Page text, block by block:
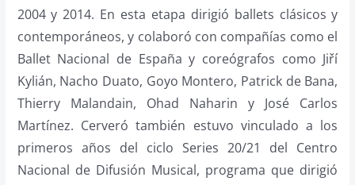
2004 y 2014. En esta etapa dirigió ballets clásicos y
contemporáneos, y colaboró con compañías como el
Ballet Nacional de España y coreógrafos como Jiří
Kylián, Nacho Duato, Goyo Montero, Patrick de Bana,
Thierry Malandain, Ohad Naharin y José Carlos
Martínez. Cerveró también estuvo vinculado a los
primeros años del ciclo Series 20/21 del Centro
Nacional de Difusión Musical, programa que dirigió